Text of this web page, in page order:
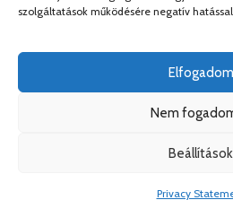
szolgáltatások működésére negatív
Elfogadom
Nem
Beállítások
Privacy